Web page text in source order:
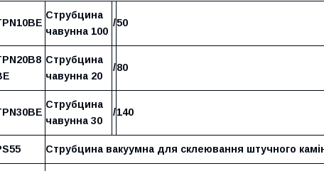
Струбцина
чавунна 100
/50
Струбцина
чавунна 20
/80
Струбцина
чавунна 30
/140
Струбцина вакуумна для склеювання штучного